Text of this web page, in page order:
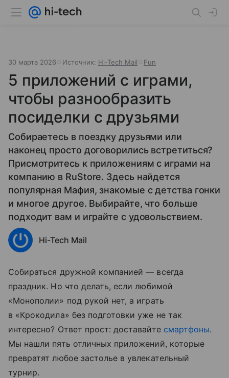
30 марта 2026 Источник: Hi-Tech Mail Fun
5 приложений с играми,
чтобы разнообразить
посиделки с друзьями
Собираетесь в поездку друзьями или
наконец просто договорились встретиться?
Присмотритесь к приложениям с играми на
компанию в RuStore. Здесь найдется
популярная Мафия, знакомые с детства гонки
и многое другое. Выбирайте, что больше
подходит вам и играйте с удовольствием.
Hi-Tech Mail
Собираться дружной компанией — всегда
праздник. Но что делать, если любимой
«Монополии» под рукой нет, а играть
в «Крокодила» без подготовки уже не так
интересно? Ответ прост: доставайте смартфоны.
Мы нашли пять отличных приложений, которые
превратят любое застолье в увлекательный
турнир.